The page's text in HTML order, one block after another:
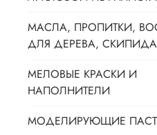
МАСЛА, ПРОПИТКИ,
ДЛЯ ДЕРЕВА,
МЕЛОВЫЕ КРАСКИ И
НАПОЛНИТЕЛИ
МОДЕЛИРУЮЩИЕ